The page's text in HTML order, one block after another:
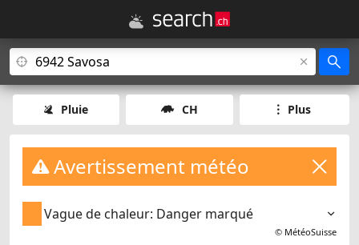
Pluie CH Plus
Avertissement météo
Vague de chaleur: Danger marqué
© MétéoSuisse